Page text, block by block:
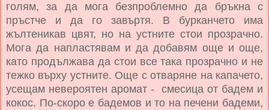
голям, за да мога безпроблемно да бръкна с
пръстче и да го завъртя. В бурканчето има
жълтеникав цвят, но на устните стои прозрачно.
Мога да напластявам и да добавям още и още,
като продължава да стои все така прозрачно и не
тежко върху устните. Още с отваряне на капачето,
усещам невероятен аромат - смесица от бадем и
кокос. По-скоро е бадемов и то на печени бадеми,